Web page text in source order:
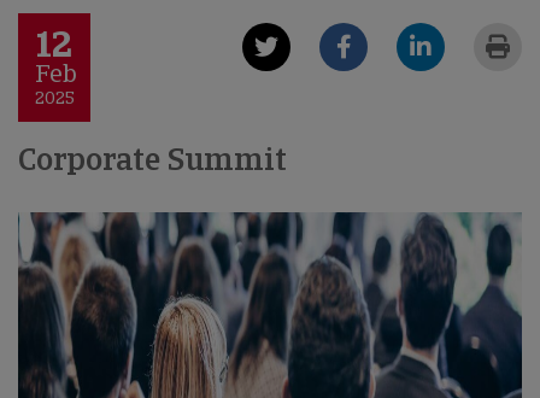
12
Feb
2025
Corporate Summit